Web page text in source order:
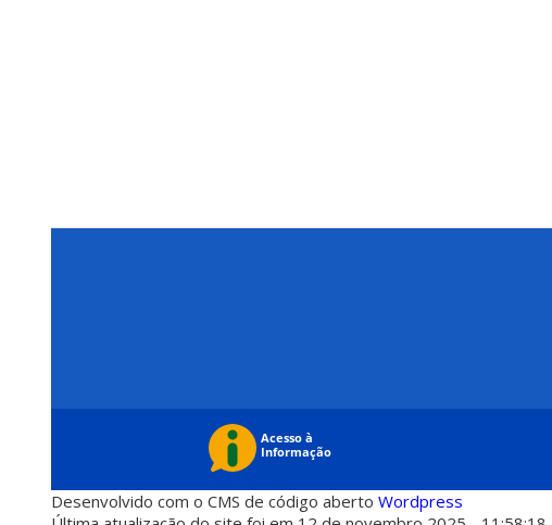
Desenvolvido com o CMS de código aberto Wordpress